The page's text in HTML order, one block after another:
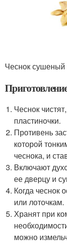
Чеснок сушеный
Чеснок
пластиночки.
Противень
которой
чеснока, и
Включают
ее дверцу и
Когда чеснок
или лоточкам.
Хранят при
можно